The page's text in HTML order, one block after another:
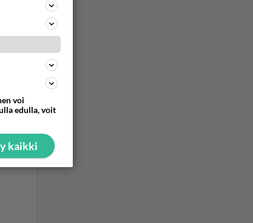
voi
edulla, voit
kaikki